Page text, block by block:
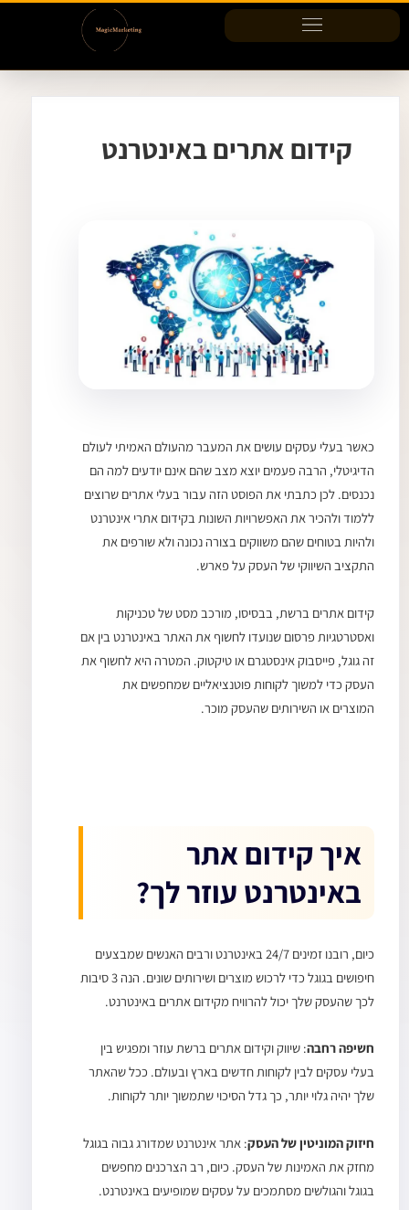
דילוג
לתוכן
קידום אתרים באינטרנט
כאשר בעלי עסקים עושים את המעבר מהעולם האמיתי לעולם
הדיגיטלי, הרבה פעמים יוצא מצב שהם אינם יודעים למה הם
נכנסים. לכן כתבתי את הפוסט הזה עבור בעלי אתרים שרוצים
ללמוד ולהכיר את האפשרויות השונות בקידום אתרי אינטרנט
ולהיות בטוחים שהם משווקים בצורה נכונה ולא שורפים את
התקציב השיווקי של העסק על פארש.
קידום אתרים ברשת, בבסיסו, מורכב מסט של טכניקות
ואסטרטגיות פרסום שנועדו לחשוף את האתר באינטרנט בין אם
זה גוגל, פייסבוק אינסטגרם או טיקטוק. המטרה היא לחשוף את
העסק כדי למשוך לקוחות פוטנציאליים שמחפשים את
המוצרים או השירותים שהעסק מוכר.
איך קידום אתר
באינטרנט עוזר לך?
כיום, רובנו זמינים 24/7 באינטרנט ורבים האנשים שמבצעים
חיפושים בגוגל כדי לרכוש מוצרים ושירותים שונים. הנה 3 סיבות
לכך שהעסק שלך יכול להרוויח מקידום אתרים באינטרנט.
חשיפה רחבה: שיווק וקידום אתרים ברשת עוזר ומפגיש בין
בעלי עסקים לבין לקוחות חדשים בארץ ובעולם. ככל שהאתר
שלך יהיה גלוי יותר, כך גדל הסיכוי שתמשוך יותר לקוחות.
חיזוק המוניטין של העסק: אתר אינטרנט שמדורג גבוה בגוגל
מחזק את האמינות של העסק. כיום, רב הצרכנים מחפשים
בגוגל והגולשים מסתמכים על עסקים שמופיעים באינטרנט.